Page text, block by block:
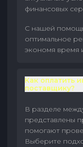
финансовых
С нашей
оптимальное
экономя время
Как оплатить
поставщику?
В разделе
представлены
помогают
Выберите